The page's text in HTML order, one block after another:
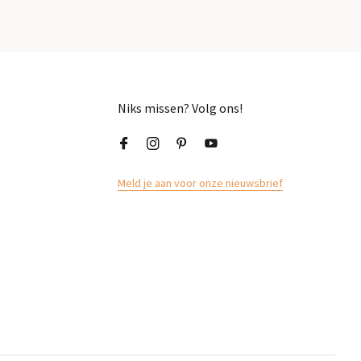
Niks missen? Volg ons!
Meld je aan voor onze nieuwsbrief